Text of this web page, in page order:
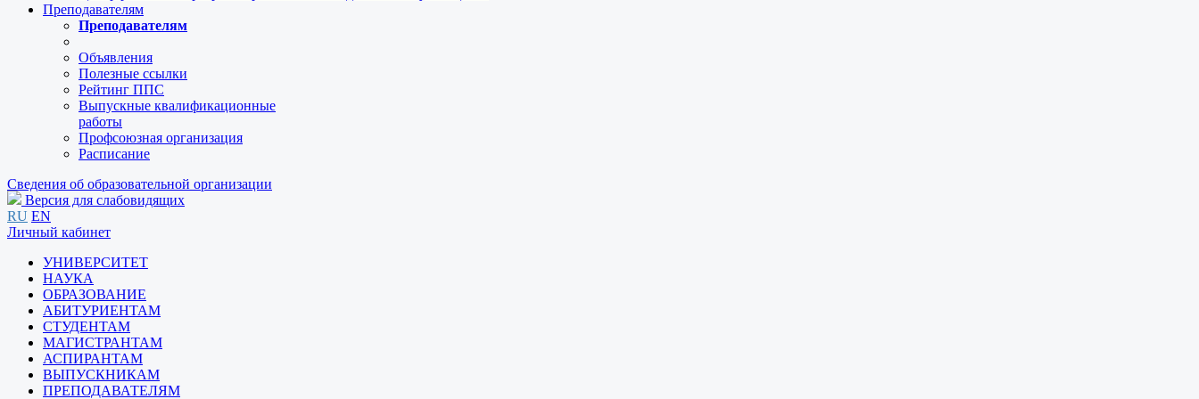
Преподавателям
Преподавателям
Объявления
Полезные ссылки
Рейтинг ППС
Выпускные квалификационные
работы
Профсоюзная организация
Расписание
Сведения об образовательной организации
Версия для слабовидящих
RU EN
Личный кабинет
УНИВЕРСИТЕТ
НАУКА
ОБРАЗОВАНИЕ
АБИТУРИЕНТАМ
СТУДЕНТАМ
МАГИСТРАНТАМ
АСПИРАНТАМ
ВЫПУСКНИКАМ
ПРЕПОДАВАТЕЛЯМ